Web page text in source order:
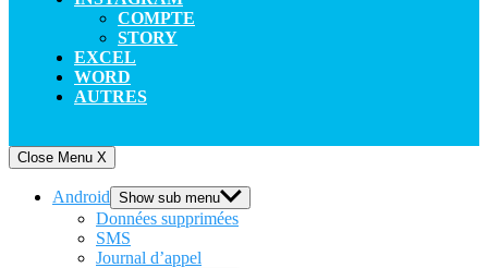
COMPTE
STORY
EXCEL
WORD
AUTRES
Close Menu X
Android Show sub menu
Données supprimées
SMS
Journal d’appel